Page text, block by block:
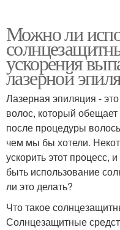
Можно ли
ускорения
лазерной
Лазерная эпиляция -
волос, который
после процедуры
чем мы бы хотели.
ускорить этот процесс,
быть использование
ли это делать?
Что такое
Солнцезащитные